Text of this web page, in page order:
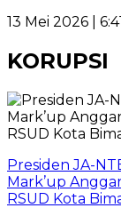
13 Mei 2026 |
KORUPSI
Presiden JA-
Mark’up
RSUD Kota